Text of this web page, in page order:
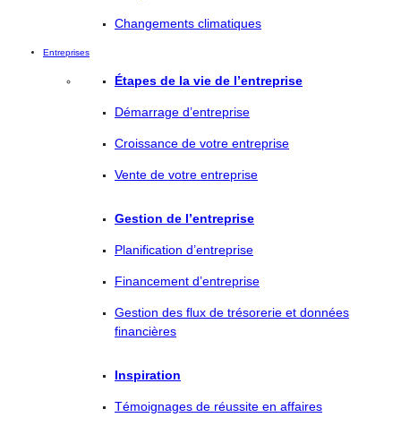
Changements climatiques
Entreprises
Étapes de la vie de l’entreprise
Démarrage d’entreprise
Croissance de votre entreprise
Vente de votre entreprise
Gestion de l’entreprise
Planification d’entreprise
Financement d’entreprise
Gestion des flux de trésorerie et données
financières
Inspiration
Témoignages de réussite en affaires